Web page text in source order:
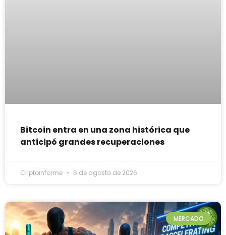
Bitcoin entra en una zona histórica que
anticipó grandes recuperaciones
Criptoinforme 6 de agosto de 2026
MERCADO